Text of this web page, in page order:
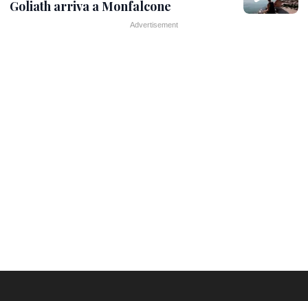
Goliath arriva a Monfalcone